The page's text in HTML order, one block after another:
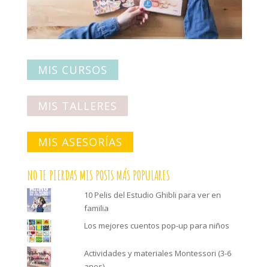
MIS CURSOS
MIS TALLERES
MIS ASESORÍAS
NO TE PIERDAS MIS POSTS MÁS POPULARES
10 Pelis del Estudio Ghibli para ver en
familia
Los mejores cuentos pop-up para niños
Actividades y materiales Montessori (3-6